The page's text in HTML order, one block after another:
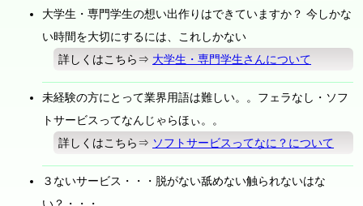
大学生・専門学生の想い出作りはできていますか？ 今しかな
い時間を大切にするには、これしかない
詳しくはこちら⇒ 大学生・専門学生さんについて
未経験の方にとって業界用語は難しい。。フェラなし・ソフ
トサービスってなんじゃらほぃ。。
詳しくはこちら⇒ ソフトサービスってなに？について
３ないサービス・・・脱がない舐めない触られないはな